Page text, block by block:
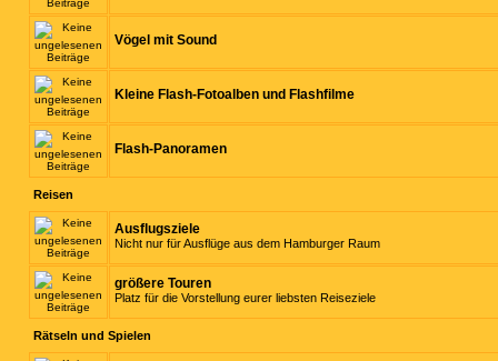
Vögel mit Sound
Kleine Flash-Fotoalben und Flashfilme
Flash-Panoramen
Reisen
Ausflugsziele
Nicht nur für Ausflüge aus dem Hamburger Raum
größere Touren
Platz für die Vorstellung eurer liebsten Reiseziele
Rätseln und Spielen